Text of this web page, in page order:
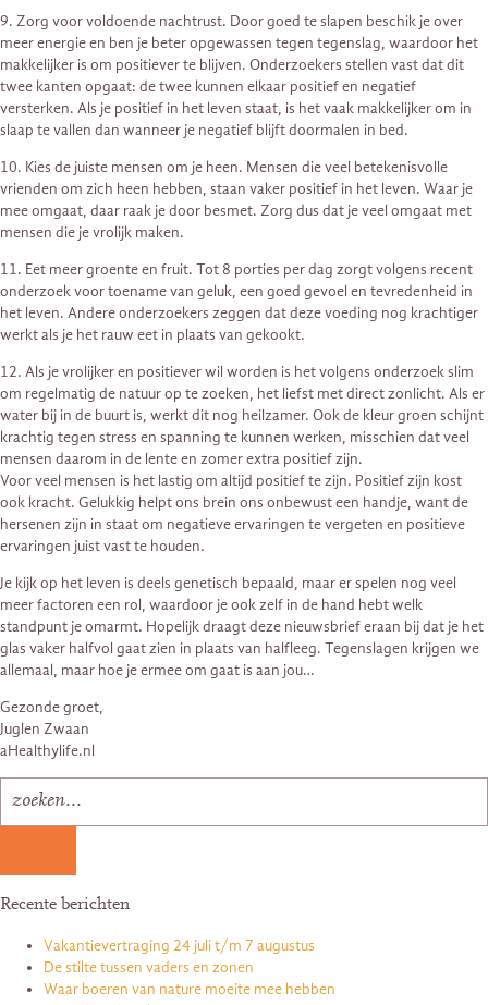
9. Zorg voor voldoende nachtrust. Door goed te slapen beschik je over
meer energie en ben je beter opgewassen tegen tegenslag, waardoor het
makkelijker is om positiever te blijven. Onderzoekers stellen vast dat dit
twee kanten opgaat: de twee kunnen elkaar positief en negatief
versterken. Als je positief in het leven staat, is het vaak makkelijker om in
slaap te vallen dan wanneer je negatief blijft doormalen in bed.
10. Kies de juiste mensen om je heen. Mensen die veel betekenisvolle
vrienden om zich heen hebben, staan vaker positief in het leven. Waar je
mee omgaat, daar raak je door besmet. Zorg dus dat je veel omgaat met
mensen die je vrolijk maken.
11. Eet meer groente en fruit. Tot 8 porties per dag zorgt volgens recent
onderzoek voor toename van geluk, een goed gevoel en tevredenheid in
het leven. Andere onderzoekers zeggen dat deze voeding nog krachtiger
werkt als je het rauw eet in plaats van gekookt.
12. Als je vrolijker en positiever wil worden is het volgens onderzoek slim
om regelmatig de natuur op te zoeken, het liefst met direct zonlicht. Als er
water bij in de buurt is, werkt dit nog heilzamer. Ook de kleur groen schijnt
krachtig tegen stress en spanning te kunnen werken, misschien dat veel
mensen daarom in de lente en zomer extra positief zijn.
Voor veel mensen is het lastig om altijd positief te zijn. Positief zijn kost
ook kracht. Gelukkig helpt ons brein ons onbewust een handje, want de
hersenen zijn in staat om negatieve ervaringen te vergeten en positieve
ervaringen juist vast te houden.
Je kijk op het leven is deels genetisch bepaald, maar er spelen nog veel
meer factoren een rol, waardoor je ook zelf in de hand hebt welk
standpunt je omarmt. Hopelijk draagt deze nieuwsbrief eraan bij dat je het
glas vaker halfvol gaat zien in plaats van halfleeg. Tegenslagen krijgen we
allemaal, maar hoe je ermee om gaat is aan jou…
Gezonde groet,
Juglen Zwaan
aHealthylife.nl
Recente berichten
Vakantievertraging 24 juli t/m 7 augustus
De stilte tussen vaders en zonen
Waar boeren van nature moeite mee hebben